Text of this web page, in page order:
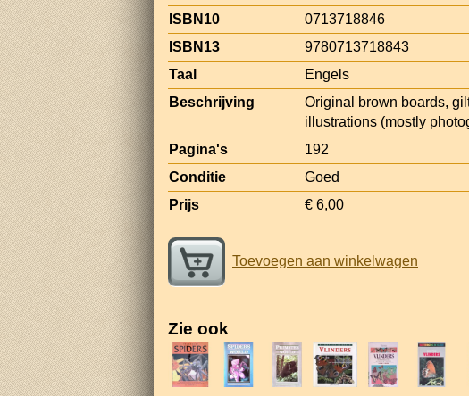
ISBN10
0713718846
ISBN13
9780713718843
Taal
Engels
Beschrijving
Original brown boards,
illustrations (mostly
Pagina's
192
Conditie
Goed
Prijs
€ 6,00
Toevoegen aan winkelwagen
Zie ook